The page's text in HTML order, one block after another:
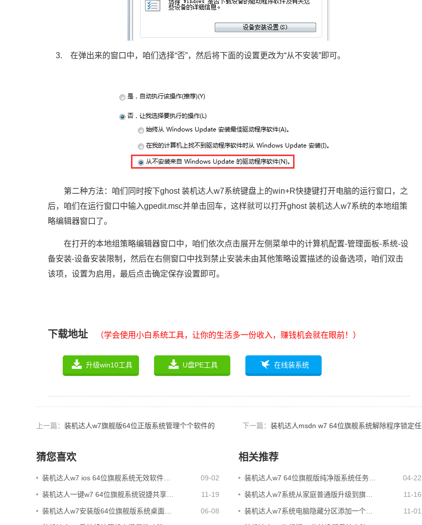
3. 在弹出来的窗口中，咱们选择“否”，然后将下面的设置更改为“从不安装”即可。
第二种方法：咱们同时按下ghost 装机达人w7系统键盘上的win+R快捷键打开电脑的运行窗口，之
后，咱们在运行窗口中输入gpedit.msc并单击回车，这样就可以打开ghost 装机达人w7系统的本地组策
略编辑器窗口了。
在打开的本地组策略编辑器窗口中，咱们依次点击展开左侧菜单中的计算机配置-管理面板-系统-设
备安装-设备安装限制，然后在右侧窗口中找到禁止安装未由其他策略设置描述的设备选项，咱们双击
该项，设置为启用，最后点击确定保存设置即可。
下载地址 （学会使用小白系统工具，让你的生活多一份收入，赚钱机会就在眼前！）
升级win10工具 U盘PE工具 在线装系统
上一篇： 装机达人w7旗舰版64位正版系统管理个个软件的 下一篇： 装机达人msdn w7 64位旗舰系统解除程序锁定任
猜您喜欢
09-02
装机达人w7 ios 64位旗舰系统无效软件…
11-19
装机达人一键w7 64位旗舰系统锐捷共享…
06-08
装机达人w7安装版64位旗舰版系统桌面…
相关推荐
04-22
装机达人w7 64位旗舰版纯净版系统任务…
11-16
装机达人w7系统从家庭普通版升级到旗…
11-01
装机达人w7系统电脑隐藏分区添加一个…